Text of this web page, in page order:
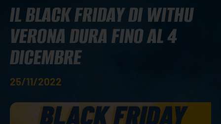
IL BLACK FRIDAY DI WITHU
VERONA DURA FINO AL 4
DICEMBRE
25/11/2022